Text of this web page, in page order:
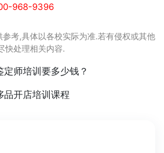
968-9396
考,具体以各校实际为准.若有侵权或其他
快处理相关内容.
定师培训要多少钱？
品开店培训课程